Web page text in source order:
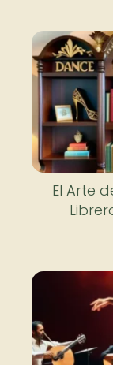
El Arte